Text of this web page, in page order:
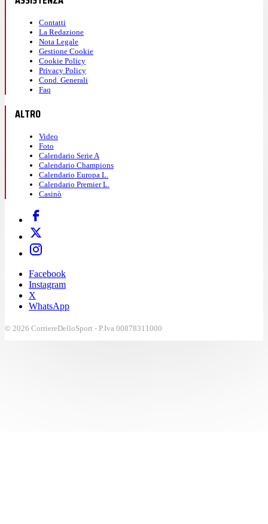
Contatti
La Redazione
Nota Legale
Gestione Cookie
Cookie Policy
Privacy Policy
Cond. Generali
Faq
ALTRO
Video
Foto
Calendario Serie A
Calendario Champions
Calendario Europa L.
Calendario Premier L.
Casinò
Facebook
Instagram
X
WhatsApp
© 2026 CorriereDelloSport - P.Iva 00878311000